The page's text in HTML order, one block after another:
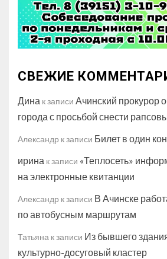
СВЕЖИЕ
Дина к записи Ачинский прокурор
города с просьбой снести
Александр к записи Билет в один
ирина к записи «Теплосеть»
на электронные квитанции
Александр к записи В Ачинске
по автобусным маршрутам
Татьяна к записи Из бывшего
культурно-досуговый кластер